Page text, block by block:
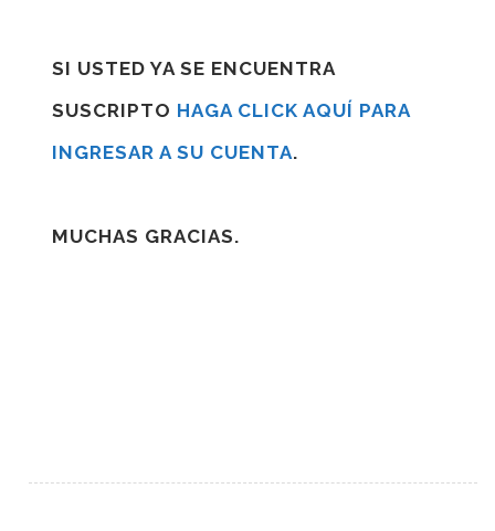
SI USTED YA SE ENCUENTRA
SUSCRIPTO HAGA CLICK AQUÍ PARA
INGRESAR A SU CUENTA.
MUCHAS GRACIAS.